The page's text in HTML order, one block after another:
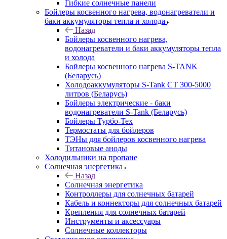
Гибкие солнечные панели
Бойлеры косвенного нагрева, водонагреватели и
баки аккумуляторы тепла и холода
Назад
Бойлеры косвенного нагрева,
водонагреватели и баки аккумуляторы тепла
и холода
Бойлеры косвенного нагрева S-TANK
(Беларусь)
Холодоаккумуляторы S-Tank СТ 300-5000
литров (Беларусь)
Бойлеры электрические - баки
водонагреватели S-Tank (Беларусь)
Бойлеры Турбо-Тех
Термостаты для бойлеров
ТЭНы для бойлеров косвенного нагрева
Титановые аноды
Холодильники на пропане
Солнечная энергетика
Назад
Солнечная энергетика
Контроллеры для солнечных батарей
Кабель и коннекторы для солнечных батарей
Крепления для солнечных батарей
Инструменты и аксессуары
Солнечные коллекторы